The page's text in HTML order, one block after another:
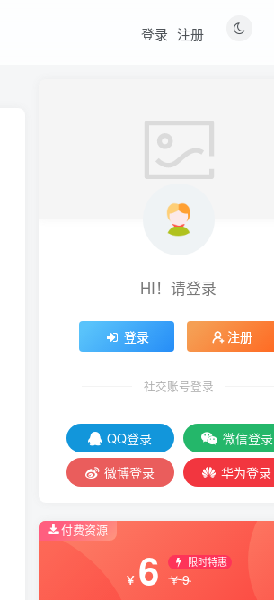
登录 注册
HI！请登录
登录 注册
社交账号登录
QQ登录
微信登录
微博登录
华为登录
付费资源
￥ 6 限时特惠
￥9